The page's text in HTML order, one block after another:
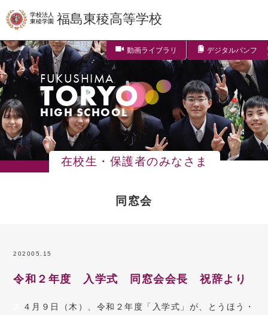
学校法人
東稜学園 福島東稜高等学校
動画ライブラリ デジタルパンフ
FUKUSHIMA
TORYO
HIGH SCHOOL
在校生・保護者のみなさま
同窓会
202005.15
令和２年度 入学式 同窓会会長 祝辞より
４月９日（木）、令和２年度「入学式」が、とうほう・